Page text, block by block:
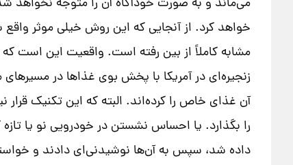
مشابه کاملاً از بین رفته است. واقعیت این است که
زنجیره‌ای در آمریکا با پخش بوی غذاها در
آن غذای خاص را کرده‌اند. البته که این تکنیک
را بگذارد. یا احساس نشستن در خودرویی نو یا
داده شد، سپس به آن‌ها نوشیدنی‌ای دادند و